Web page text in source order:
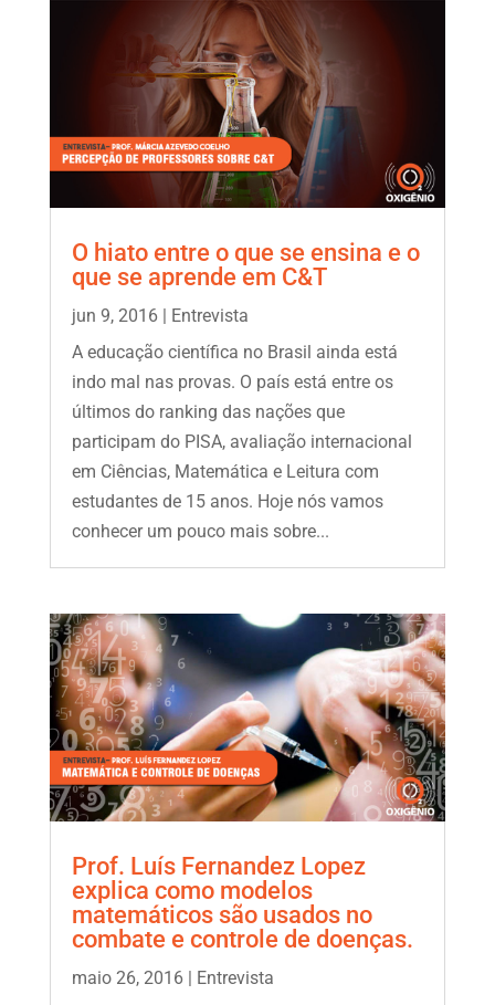
O hiato entre o que se ensina e o
que se aprende em C&T
jun 9, 2016| Entrevista
A educação científica no Brasil ainda está
indo mal nas provas. O país está entre os
últimos do ranking das nações que
participam do PISA, avaliação internacional
em Ciências, Matemática e Leitura com
estudantes de 15 anos. Hoje nós vamos
conhecer um pouco mais sobre...
Prof. Luís Fernandez Lopez
explica como modelos
matemáticos são usados no
combate e controle de doenças.
maio 26, 2016| Entrevista